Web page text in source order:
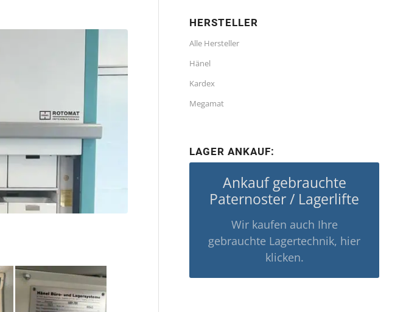
HERSTELLER
Alle Hersteller
Hänel
Kardex
Megamat
LAGER ANKAUF:
Ankauf gebrauchte
Paternoster / Lagerlifte
Wir kaufen auch Ihre
gebrauchte Lagertechnik, hier
klicken.